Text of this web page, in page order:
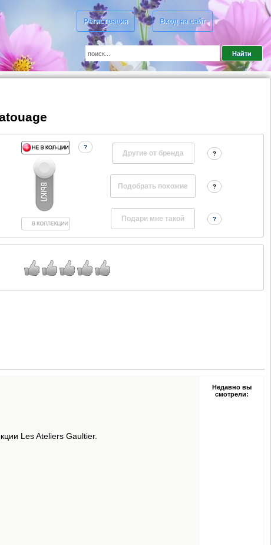
Регистрация Вход на сайт
?
Другие от бренда ?
?
?
Les Ateliers Gaultier.
Недавно вы
смотрели: